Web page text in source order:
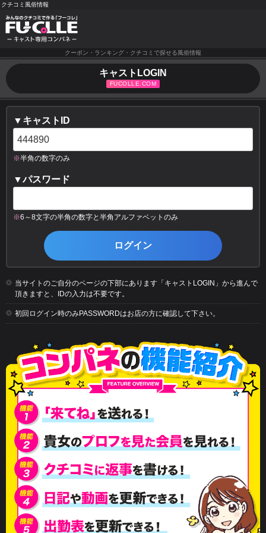
クチコミ風俗情報
クーポン・ランキング・クチコミで探せる風俗情報
キャストLOGIN
▼キャストID
※半角の数字のみ
▼パスワード
※6～8文字の半角の数字と半角アルファベットのみ
当サイトのご自分のページの下部にあります「キャストLOGIN」から進んで
頂きますと、IDの入力は不要です。
初回ログイン時のみPASSWORDはお店の方に確認して下さい。